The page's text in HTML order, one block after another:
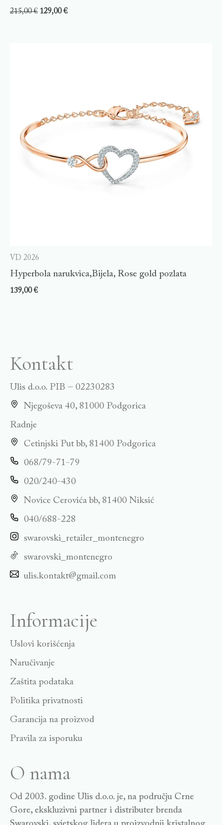
215,00€ 129,00€
VD 2026
Hyperbola narukvica,Bijela, Rose gold pozlata
139,00€
Kontakt
Ulis d.o.o. PIB – 02230283
Njegoševa 40, 81000 Podgorica
Radnje
Cetinjski Put bb, 81400 Podgorica
068/79-71-79
020/240-430
Novice Cerovića bb, 81400 Niksić
040/688-228
swarovski_retailer_montenegro
swarovski_montenegro
ulis.kontakt@gmail.com
Informacije
Uslovi korišćenja
Naručivanje
Zaštita podataka
Politika privatnosti
Garancija na proizvod
Pravila za isporuku
O nama
Od 2003. godine Ulis d.o.o. je, na području Crne
Gore, ekskluzivni partner i distributer brenda